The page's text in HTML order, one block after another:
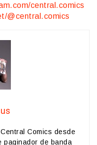
central.comics
@central.comics
Comics desde
paginador de banda